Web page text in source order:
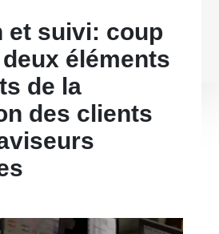
et suivi: coup
éléments
de la
des clients